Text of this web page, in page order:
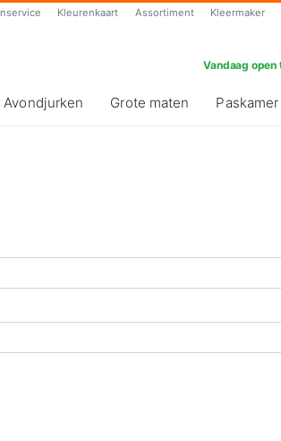
Kleurenkaart Assortiment Kleermaker
Vandaag open
Avondjurken Grote maten